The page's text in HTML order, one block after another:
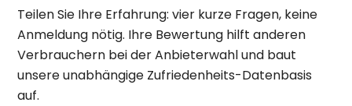
Teilen Sie Ihre Erfahrung: vier kurze Fragen, keine
Anmeldung nötig. Ihre Bewertung hilft anderen
Verbrauchern bei der Anbieterwahl und baut
unsere unabhängige Zufriedenheits-Datenbasis
auf.